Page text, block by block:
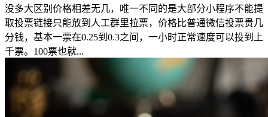
没多大区别价格相差无几，唯一不同的是大部分小程序不能提
取投票链接只能放到人工群里拉票，价格比普通微信投票贵几
分钱，基本一票在0.25到0.3之间，一小时正常速度可以投到上
千票。100票也就...